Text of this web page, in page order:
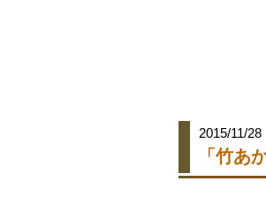
2015/11/28
「竹あ